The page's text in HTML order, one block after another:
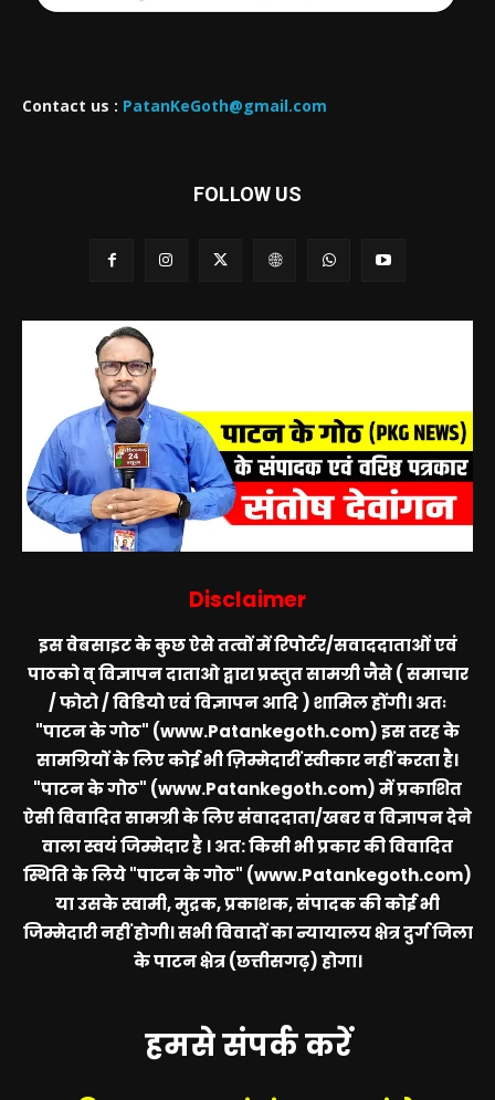
Contact us : PatanKeGoth@gmail.com
FOLLOW US
Disclaimer
इस वेबसाइट के कुछ ऐसे तत्वों में रिपोर्टर/सवाददाताओं एवं
पाठको व् विज्ञापन दाताओ द्वारा प्रस्तुत सामग्री जैसे ( समाचार
/ फोटो / विडियो एवं विज्ञापन आदि ) शामिल होंगी। अतः
"पाटन के गोठ" (www.Patankegoth.com)इस तरह के
सामग्रियों के लिए कोई भी ज़िम्मेदारीं स्वीकार नहीं करता है।
"पाटन के गोठ" (www.Patankegoth.com)में प्रकाशित
ऐसी विवादित सामग्री के लिए संवाददाता/खबर व विज्ञापन देने
वाला स्वयं जिम्मेदार है । अत: किसी भी प्रकार की विवादित
स्थिति के लिये"पाटन के गोठ" (www.Patankegoth.com)
या उसके स्वामी, मुद्रक, प्रकाशक, संपादक की कोई भी
जिम्मेदारी नहीं होगी। सभी विवादों का न्यायालय क्षेत्र दुर्ग जिला
के पाटन क्षेत्र (छत्तीसगढ़) होगा।
हमसे संपर्क करें